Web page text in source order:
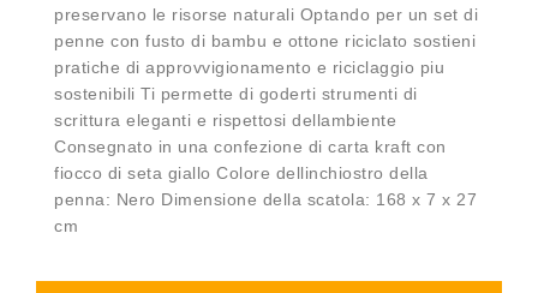
preservano le risorse naturali Optando per un set di
penne con fusto di bambu e ottone riciclato sostieni
pratiche di approvvigionamento e riciclaggio piu
sostenibili Ti permette di goderti strumenti di
scrittura eleganti e rispettosi dellambiente
Consegnato in una confezione di carta kraft con
fiocco di seta giallo Colore dellinchiostro della
penna: Nero Dimensione della scatola: 168 x 7 x 27
cm